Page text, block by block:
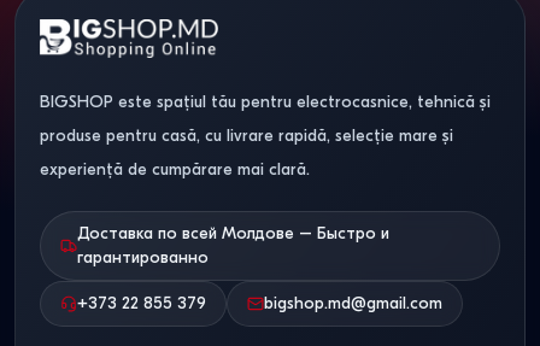
BIGSHOP este spațiul tău pentru electrocasnice, tehnică și
produse pentru casă, cu livrare rapidă, selecție mare și
experiență de cumpărare mai clară.
Доставка по всей Молдове – Быстро и
гарантированно
+373 22 855 379 bigshop.md@gmail.com